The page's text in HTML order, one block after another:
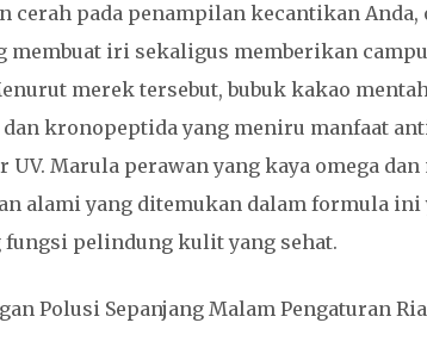
cerah pada penampilan kecantikan
membuat iri sekaligus memberikan
merek tersebut, bubuk kakao
kronopeptida yang meniru manfaat
UV. Marula perawan yang kaya omega
alami yang ditemukan dalam formula
fungsi pelindung kulit yang sehat.
Polusi Sepanjang Malam Pengaturan